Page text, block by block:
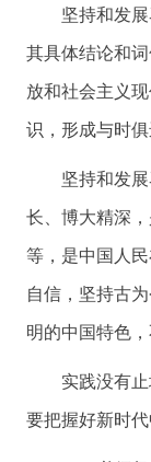
坚持和发
其具体结论和
放和社会主义
识，形成与时
坚持和发
长、博大精深
等，是中国人
自信，坚持古
明的中国特色
实践没有
要把握好新时